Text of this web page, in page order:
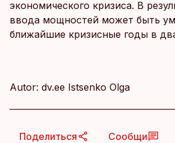
экономического кризиса. В
ввода мощностей может быть
ближайшие кризисные годы в
Autor: dv.ee Istsenko Olga
Поделиться Сообщи